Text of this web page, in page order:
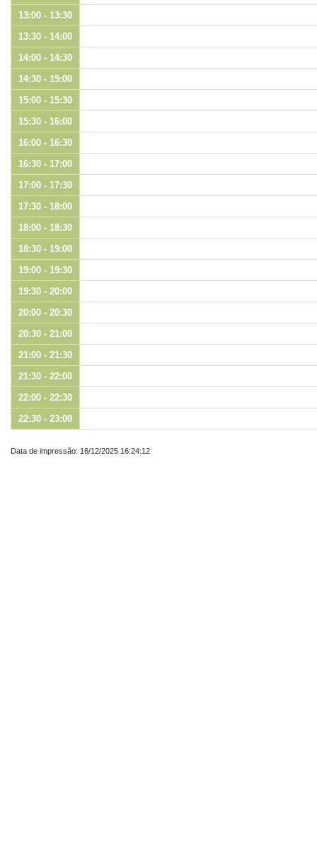
13:00 - 13:30
13:30 - 14:00
14:00 - 14:30
14:30 - 15:00
15:00 - 15:30
15:30 - 16:00
16:00 - 16:30
16:30 - 17:00
17:00 - 17:30
17:30 - 18:00
18:00 - 18:30
18:30 - 19:00
19:00 - 19:30
19:30 - 20:00
20:00 - 20:30
20:30 - 21:00
21:00 - 21:30
21:30 - 22:00
22:00 - 22:30
22:30 - 23:00
Data de impressão: 16/12/2025 16:24:12